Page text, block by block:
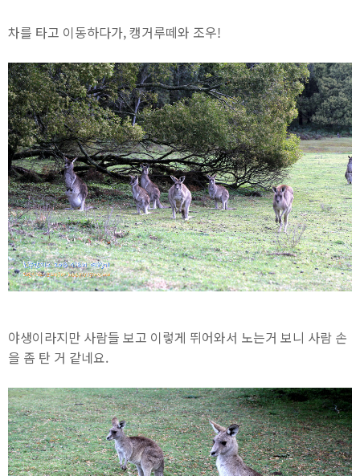
차를 타고 이동하다가, 캥거루떼와 조우!
야생이라지만 사람들 보고 이렇게 뛰어와서 노는거 보니 사람 손
을 좀 탄 거 같네요.